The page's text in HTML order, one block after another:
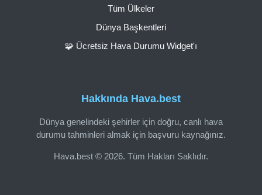
Hakkında Hava.best
Dünya genelindeki şehirler için doğru, canlı hava
durumu tahminleri almak için başvuru kaynağınız.
Hava.best © 2026. Tüm Hakları Saklıdır.
Tüm Ülkeler
Dünya Başkentleri
🧩 Ücretsiz Hava Durumu Widget'ı